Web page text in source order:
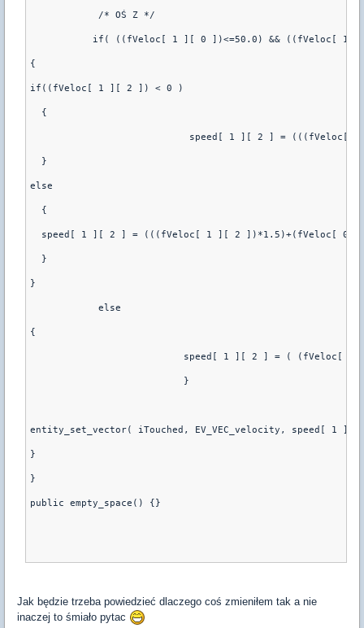
	    /* OŚ Z */
if( ((fVeloc[ 1 ][ 0 ])<=50.0) && ((fVeloc[ 1
{
if((fVeloc[ 1 ][ 2 ]) < 0 )
  {
speed[ 1 ][ 2 ] =
  }
else
  {
speed[ 1 ][ 2 ] = (((fVeloc[ 1 ][ 2 ])*1.5)+(fVeloc[ 0
  }
}
	    else
{
speed[ 1 ][ 2 ] = ( (fVeloc[
			   }
entity_set_vector( iTouched, EV_VEC_velocity, speed[ 1 ]
}
}
public empty_space() {}
Jak będzie trzeba powiedzieć dlaczego coś zmieniłem tak a nie
inaczej to śmiało pytac